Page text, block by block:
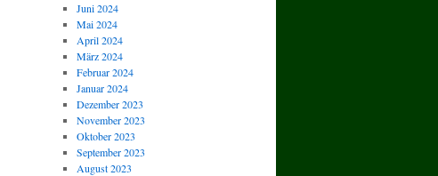
Juni 2024
Mai 2024
April 2024
März 2024
Februar 2024
Januar 2024
Dezember 2023
November 2023
Oktober 2023
September 2023
August 2023